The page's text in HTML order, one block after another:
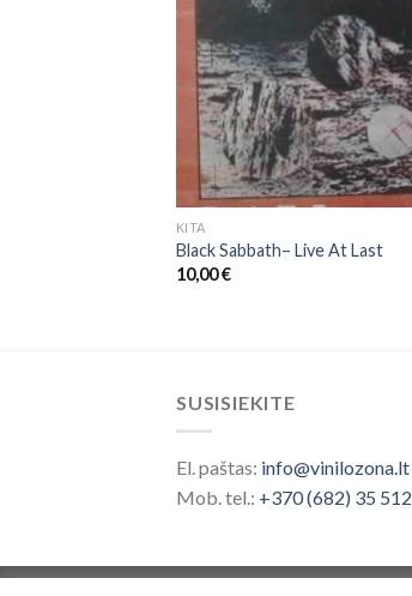
KITA
Black Sabbath– Live At Last
10,00€
SUSISIEKITE
El. paštas: info@vinilozona.lt
Mob. tel.: +370 (682) 35 512